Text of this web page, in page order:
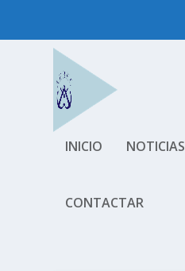
INICIO NOTICIAS
CONTACTAR